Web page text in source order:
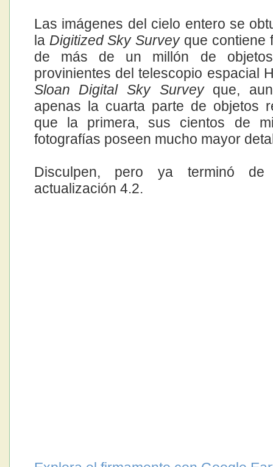
Las imágenes del cielo entero se
la Digitized Sky Surveyque contiene
de más de un millón de
provinientes del telescopio espacial
Sloan Digital Sky Surveyque,
apenas la cuarta parte de objetos
que la primera, sus cientos de
fotografías poseen mucho mayor
Disculpen, pero ya terminó
actualización 4.2.